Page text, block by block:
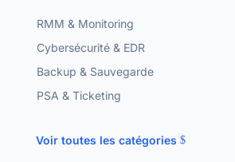
RMM & Monitoring
Cybersécurité & EDR
Backup & Sauvegarde
PSA & Ticketing
Voir toutes les catégories